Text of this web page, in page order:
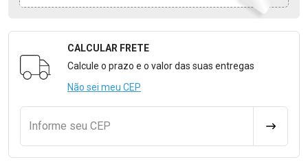
Formulário para Calcular o Frete
CALCULAR FRETE
Calcule o prazo e o valor das suas entregas
Não sei meu CEP
Informe seu CEP